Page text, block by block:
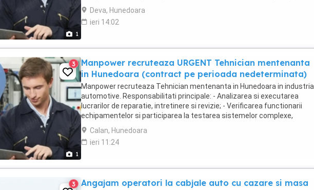
1
utilizand sisteme de diagnosticare ...
Deva, Hunedoara
ieri 14:02
1
3
Manpower recruteaza URGENT Tehnician mentenanta
in Hunedoara (contract pe perioada nedeterminata)
Manpower recruteaza Tehnician mentenanta in Hunedoara in industria
automotive. Responsabilitati principale: - Analizarea si executarea
lucrarilor de reparatie, intretinere si revizie; - Verificarea functionarii
echipamentelor si participarea la testarea sistemelor complexe,
utilizand sisteme de diagnosticare ...
Calan, Hunedoara
ieri 11:24
3 Angajam operatori la cabjale auto cu cazare si masa